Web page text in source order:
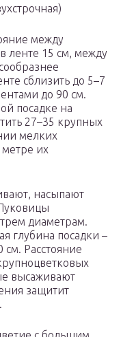
между
ленте 15 см, между
сблизить до 5–7
до 90 см.
посадке на
27–35 крупных
мелких
их
насыпают
диаметрам.
глубина посадки –
см. Расстояние
высаживают
защитит